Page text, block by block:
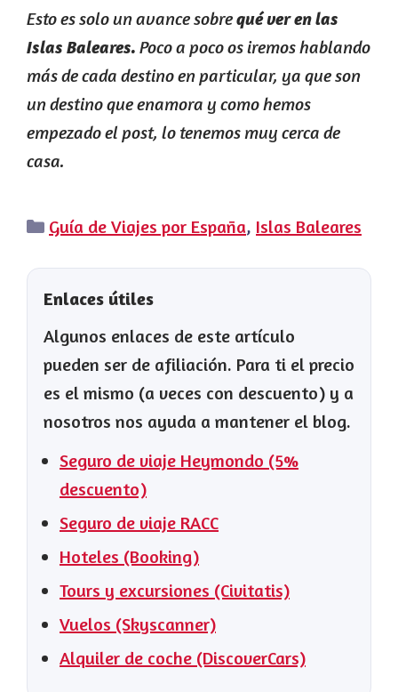
Esto es solo un avance sobrequé ver en las
Islas Baleares. Poco a poco os iremos hablando
más de cada destino en particular, ya que son
un destino que enamora y como hemos
empezado el post, lo tenemos muy cerca de
casa.
Categorías
Guía de Viajes por España, Islas Baleares
Enlaces útiles
Algunos enlaces de este artículo
pueden ser de afiliación. Para ti el precio
es el mismo (a veces con descuento) y a
nosotros nos ayuda a mantener el blog.
Seguro de viaje Heymondo (5%
descuento)
Seguro de viaje RACC
Hoteles (Booking)
Tours y excursiones (Civitatis)
Vuelos (Skyscanner)
Alquiler de coche (DiscoverCars)